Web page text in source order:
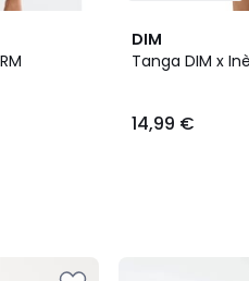
DIM
Tanga DIM x
14,99 €